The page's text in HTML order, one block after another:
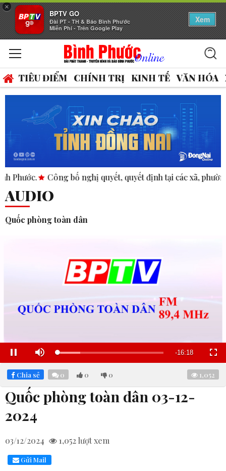
×
BPTV GO
Đài PT - TH & Báo Bình Phước
Miễn Phí - Trên Google Play
Xem
TIÊU ĐIỂM CHÍNH TRỊ KINH TẾ VĂN HÓA
Công bố nghị quyết, quyết định tại các xã, phường.
AUDIO
Quốc phòng toàn dân
Pause Mute Loaded:
21.21%
Remaining
Time
-16:17
Chia sẻ 0 0 0 1,052
Quốc phòng toàn dân 03-12-
2024
03/12/2024 1,052lượt xem
Gửi Mail